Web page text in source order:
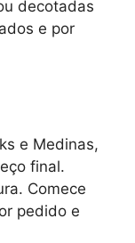
decotadas
e por
e Medinas,
final.
Comece
pedido e